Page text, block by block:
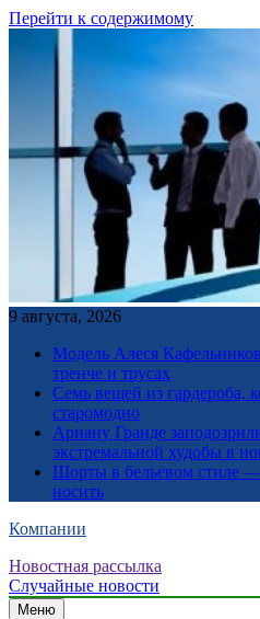
Перейти к содержимому
9 августа, 2026
Модель Алеся
тренче и трусах
Семь вещей из гардероба,
старомодно
Ариану Гранде
экстремальной худобы в
Шорты в бельевом стиле —
носить
Компании
Новостная рассылка
Случайные новости
Меню